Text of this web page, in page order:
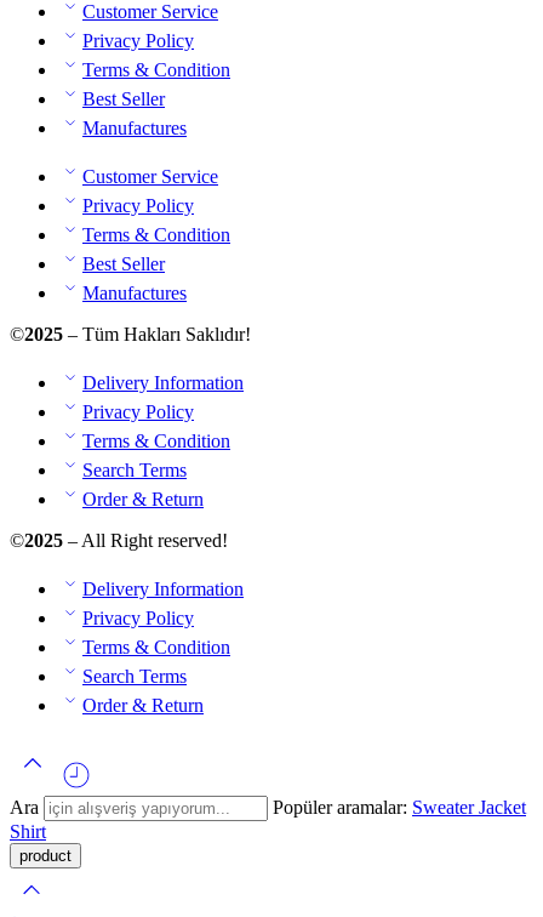
Customer Service
Privacy Policy
Terms & Condition
Best Seller
Manufactures
Customer Service
Privacy Policy
Terms & Condition
Best Seller
Manufactures
©2025 – Tüm Hakları Saklıdır!
Delivery Information
Privacy Policy
Terms & Condition
Search Terms
Order & Return
©2025 – All Right reserved!
Delivery Information
Privacy Policy
Terms & Condition
Search Terms
Order & Return
Ara Popüler aramalar: SweaterJacket
Shirt